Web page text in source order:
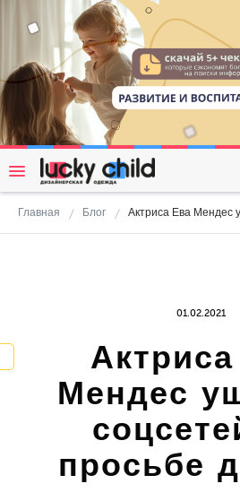
Главная Блог Актриса Ева Мендес
01.02.2021
Мендес
просьбе